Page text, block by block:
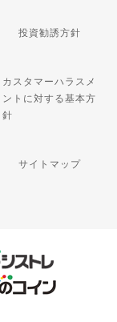
投資勧誘方針
カスタマーハラスメ
ントに対する基本方
針
サイトマップ